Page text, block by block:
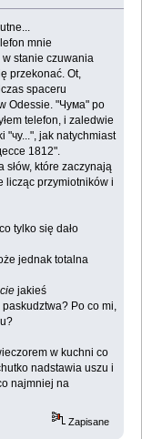
mnie
w stanie czuwania
przekonać. Ot,
spaceru
Odessie. "Чума" po
telefon, i zaledwie
"чу...", jak natychmiast
1812".
słów, które zaczynają
licząc przymiotników i
tylko się dało
jednak totalna
jakieś
Po co mi,
w kuchni co
nadstawia uszu i
najmniej na
Zapisane